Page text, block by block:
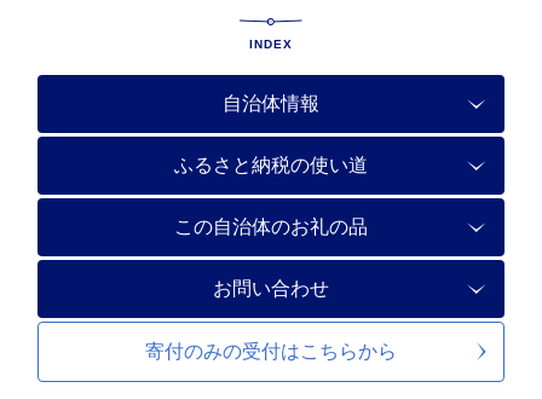
INDEX
自治体情報
ふるさと納税の使い道
この自治体のお礼の品
お問い合わせ
寄付のみの受付はこちらから